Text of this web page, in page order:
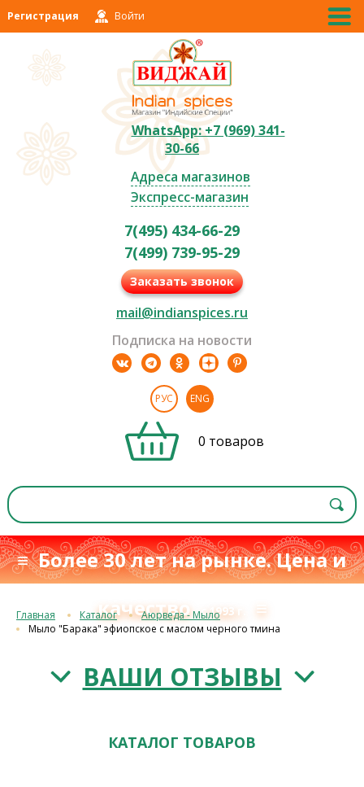
Регистрация Войти
WhatsApp: +7 (969) 341-
30-66
Адреса магазинов
Экспресс-магазин
7(495) 434-66-29
7(499) 739-95-29
Заказать звонок
mail@indianspices.ru
Подписка на новости
РУС ENG
0 товаров
≡ Более 30 лет на рынке. Цена и
качествос 1993 г. ≡
Главная Каталог
Аюрведа - Мыло
Мыло "Барака" эфиопское с маслом черного тмина
ВАШИ ОТЗЫВЫ
КАТАЛОГ ТОВАРОВ